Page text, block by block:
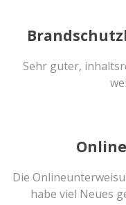
Sehr guter,
Die
habe viel Neues